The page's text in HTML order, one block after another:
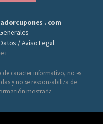
. com
/ Aviso Legal
de caracter informativo, no es
y no se responsabiliza de
mostrada.